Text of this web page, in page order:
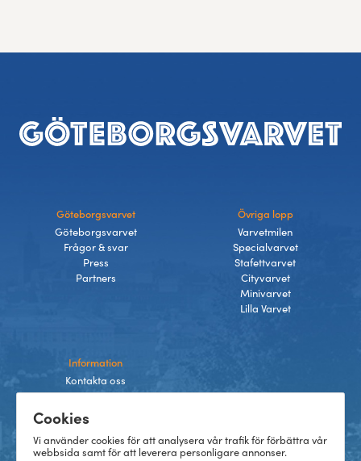
Cookies
Vi använder cookies för att analysera vår trafik för förbättra vår
webbsida samt för att leverera personligare annonser.
Sidfot
Göteborgsvarvet
Göteborgsvarvet
Frågor & svar
Press
Partners
Övriga lopp
Varvetmilen
Specialvarvet
Stafettvarvet
Cityvarvet
Minivarvet
Lilla Varvet
Information
Kontakta oss
Villkor
Cookies